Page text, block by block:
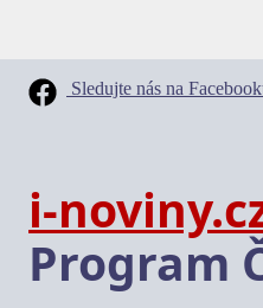
Sledujte nás na
i-
Program